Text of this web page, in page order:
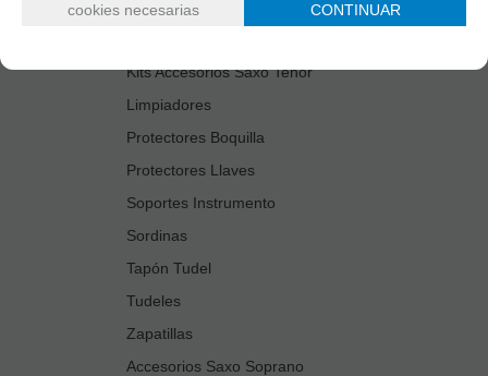
Estuches Instrumento
Kits Accesorios Saxo Tenor
Limpiadores
Protectores Boquilla
Protectores Llaves
Soportes Instrumento
Sordinas
Tapón Tudel
Tudeles
Zapatillas
Accesorios Saxo Soprano
cookies necesarias
CONTINUAR